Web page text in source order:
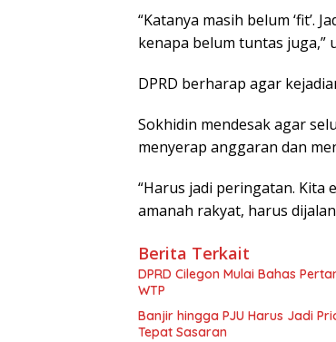
“Katanya masih belum ‘fit’.
kenapa belum tuntas juga,”
DPRD berharap agar
Sokhidin mendesak agar
menyerap anggaran dan
“Harus jadi peringatan. Kita
amanah rakyat, harus
Berita Terkait
DPRD Cilegon Mulai Bahas
WTP
Banjir hingga PJU Harus Jadi
Tepat Sasaran